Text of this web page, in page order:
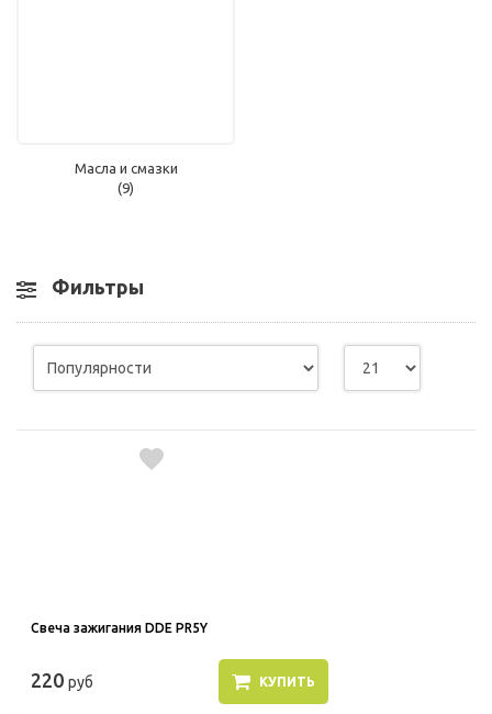
Масла и смазки
(9)
Фильтры
Свеча зажигания DDE PR5Y
220 руб КУПИТЬ